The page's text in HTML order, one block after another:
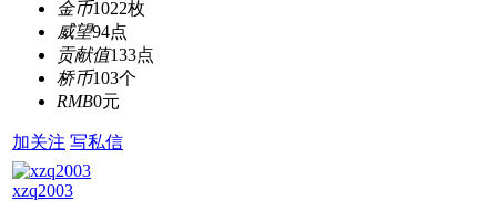
金币1022枚
威望94点
贡献值133点
桥币103个
RMB0元
加关注 写私信
xzq2003